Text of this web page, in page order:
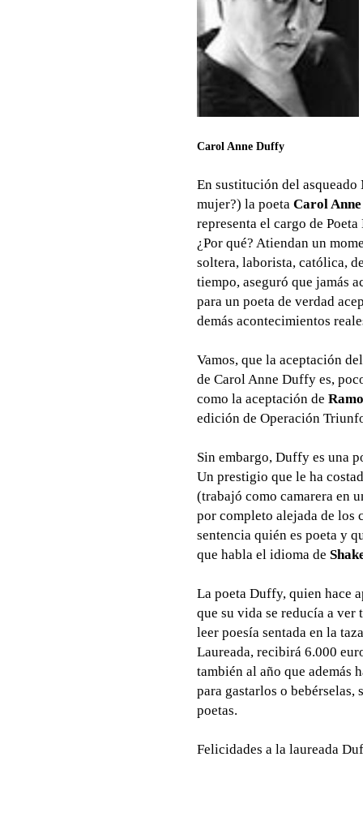
Carol Anne Duffy
En sustitución del
mujer?) la poeta Carol
representa el cargo de
¿Por qué? Atiendan un
soltera, laborista, católica,
tiempo, aseguró que jamás
para un poeta de verdad
demás acontecimientos
Vamos, que la aceptación
de Carol Anne Duffy es,
como la aceptación de
edición de Operación
Sin embargo, Duffy es una
Un prestigio que le ha
(trabajó como camarera en
por completo alejada de los
sentencia quién es poeta y
que habla el idioma de
La poeta Duffy, quien hace
que su vida se reducía a
leer poesía sentada en la
Laureada, recibirá 6.000
también al año que además
para gastarlos o
poetas.
Felicidades a la laureada